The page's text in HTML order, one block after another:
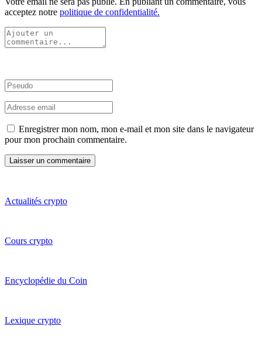
acceptez notre politique de confidentialité.
Enregistrer mon nom, mon e-mail et mon site dans le navigateur
pour mon prochain commentaire.
Actualités crypto
Cours crypto
Encyclopédie du Coin
Lexique crypto